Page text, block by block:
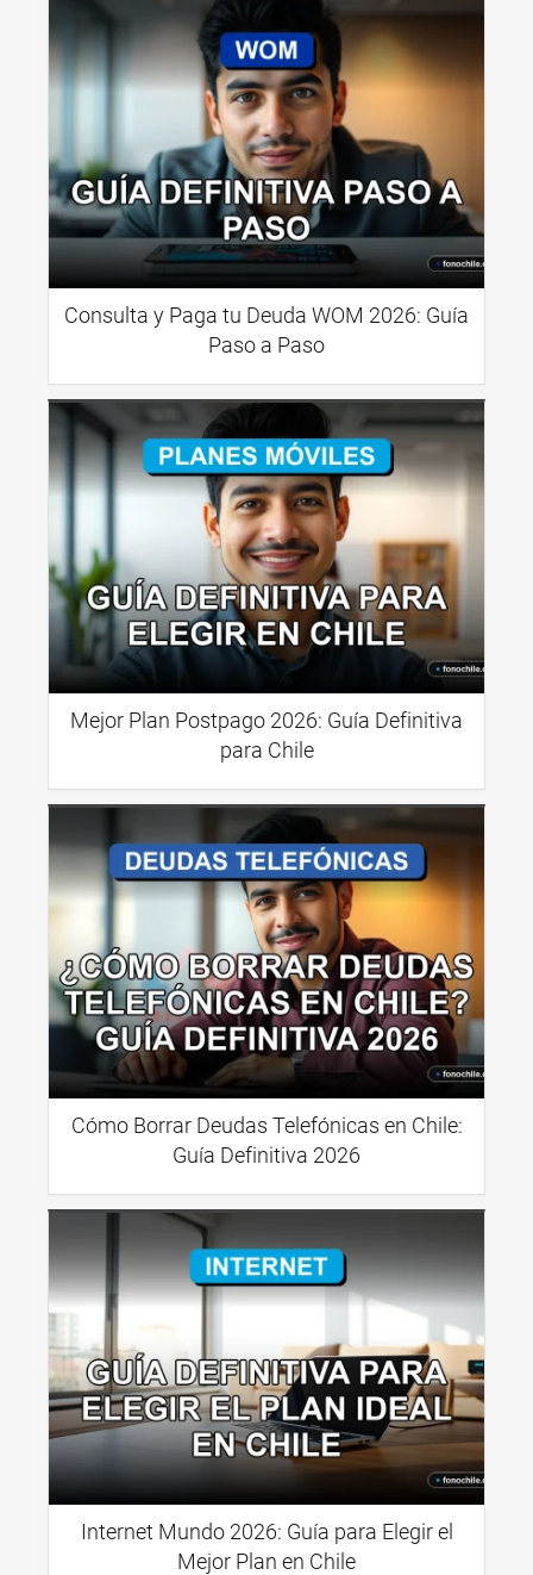
Consulta y Paga tu Deuda WOM 2026: Guía
Paso a Paso
Mejor Plan Postpago 2026: Guía Definitiva
para Chile
Cómo Borrar Deudas Telefónicas en Chile:
Guía Definitiva 2026
Internet Mundo 2026: Guía para Elegir el
Mejor Plan en Chile